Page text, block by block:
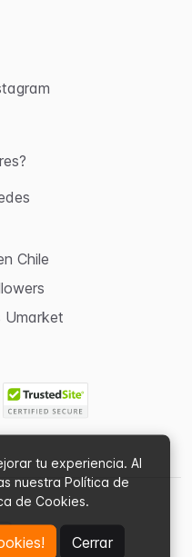
tu experiencia. Al
nuestra Política de
de Cookies.
Cerrar
Chile
Umarket